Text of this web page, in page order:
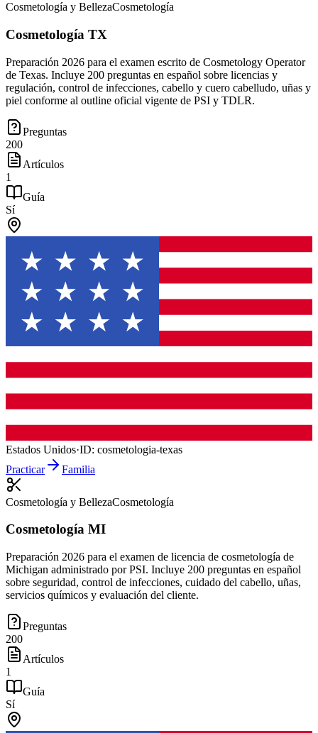
Cosmetología y BellezaCosmetología
Cosmetología TX
Preparación 2026 para el examen escrito de Cosmetology Operator
de Texas. Incluye 200 preguntas en español sobre licencias y
regulación, control de infecciones, cabello y cuero cabelludo, uñas y
piel conforme al outline oficial vigente de PSI y TDLR.
Preguntas
200
Artículos
1
Guía
Sí
Estados Unidos·ID: cosmetologia-texas
Practicar
Familia
Cosmetología y BellezaCosmetología
Cosmetología MI
Preparación 2026 para el examen de licencia de cosmetología de
Michigan administrado por PSI. Incluye 200 preguntas en español
sobre seguridad, control de infecciones, cuidado del cabello, uñas,
servicios químicos y evaluación del cliente.
Preguntas
200
Artículos
1
Guía
Sí